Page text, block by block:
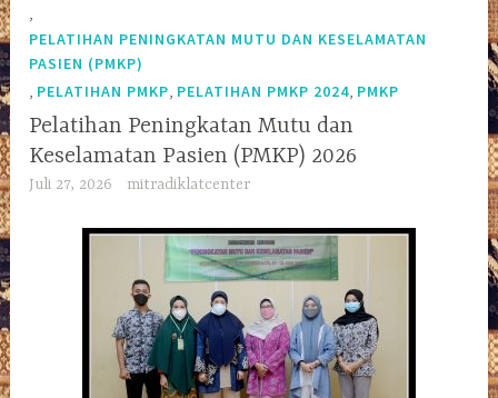
,
PELATIHAN PENINGKATAN MUTU DAN KESELAMATAN
PASIEN (PMKP)
, PELATIHAN PMKP, PELATIHAN PMKP 2024, PMKP
Pelatihan Peningkatan Mutu dan
Keselamatan Pasien (PMKP) 2026
Juli 27, 2026 mitradiklatcenter